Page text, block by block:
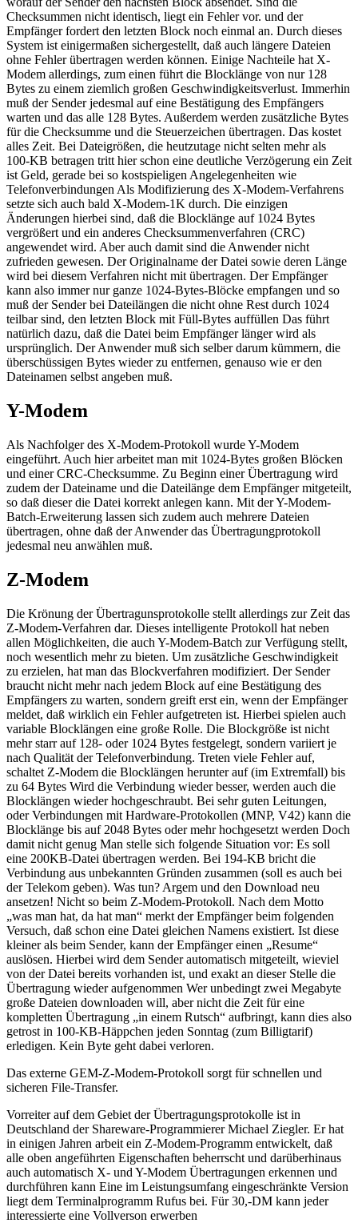
Checksummen nicht identisch, liegt ein Fehler vor. und der
Empfänger fordert den letzten Block noch einmal an. Durch dieses
System ist einigermaßen sichergestellt, daß auch längere Dateien
ohne Fehler übertragen werden können. Einige Nachteile hat X-
Modem allerdings, zum einen führt die Blocklänge von nur 128
Bytes zu einem ziemlich großen Geschwindigkeitsverlust. Immerhin
muß der Sender jedesmal auf eine Bestätigung des Empfängers
warten und das alle 128 Bytes. Außerdem werden zusätzliche Bytes
für die Checksumme und die Steuerzeichen übertragen. Das kostet
alles Zeit. Bei Dateigrößen, die heutzutage nicht selten mehr als
100-KB betragen tritt hier schon eine deutliche Verzögerung ein Zeit
ist Geld, gerade bei so kostspieligen Angelegenheiten wie
Telefonverbindungen Als Modifizierung des X-Modem-Verfahrens
setzte sich auch bald X-Modem-1K durch. Die einzigen
Änderungen hierbei sind, daß die Blocklänge auf 1024 Bytes
vergrößert und ein anderes Checksummenverfahren (CRC)
angewendet wird. Aber auch damit sind die Anwender nicht
zufrieden gewesen. Der Originalname der Datei sowie deren Länge
wird bei diesem Verfahren nicht mit übertragen. Der Empfänger
kann also immer nur ganze 1024-Bytes-Blöcke empfangen und so
muß der Sender bei Dateilängen die nicht ohne Rest durch 1024
teilbar sind, den letzten Block mit Füll-Bytes auffüllen Das führt
natürlich dazu, daß die Datei beim Empfänger länger wird als
ursprünglich. Der Anwender muß sich selber darum kümmern, die
überschüssigen Bytes wieder zu entfernen, genauso wie er den
Dateinamen selbst angeben muß.
Y-Modem
Als Nachfolger des X-Modem-Protokoll wurde Y-Modem
eingeführt. Auch hier arbeitet man mit 1024-Bytes großen Blöcken
und einer CRC-Checksumme. Zu Beginn einer Übertragung wird
zudem der Dateiname und die Dateilänge dem Empfänger mitgeteilt,
so daß dieser die Datei korrekt anlegen kann. Mit der Y-Modem-
Batch-Erweiterung lassen sich zudem auch mehrere Dateien
übertragen, ohne daß der Anwender das Übertragungprotokoll
jedesmal neu anwählen muß.
Z-Modem
Die Krönung der Übertragunsprotokolle stellt allerdings zur Zeit das
Z-Modem-Verfahren dar. Dieses intelligente Protokoll hat neben
allen Möglichkeiten, die auch Y-Modem-Batch zur Verfügung stellt,
noch wesentlich mehr zu bieten. Um zusätzliche Geschwindigkeit
zu erzielen, hat man das Blockverfahren modifiziert. Der Sender
braucht nicht mehr nach jedem Block auf eine Bestätigung des
Empfängers zu warten, sondern greift erst ein, wenn der Empfänger
meldet, daß wirklich ein Fehler aufgetreten ist. Hierbei spielen auch
variable Blocklängen eine große Rolle. Die Blockgröße ist nicht
mehr starr auf 128- oder 1024 Bytes festgelegt, sondern variiert je
nach Qualität der Telefonverbindung. Treten viele Fehler auf,
schaltet Z-Modem die Blocklängen herunter auf (im Extremfall) bis
zu 64 Bytes Wird die Verbindung wieder besser, werden auch die
Blocklängen wieder hochgeschraubt. Bei sehr guten Leitungen,
oder Verbindungen mit Hardware-Protokollen (MNP, V42) kann die
Blocklänge bis auf 2048 Bytes oder mehr hochgesetzt werden Doch
damit nicht genug Man stelle sich folgende Situation vor: Es soll
eine 200KB-Datei übertragen werden. Bei 194-KB bricht die
Verbindung aus unbekannten Gründen zusammen (soll es auch bei
der Telekom geben). Was tun? Argem und den Download neu
ansetzen! Nicht so beim Z-Modem-Protokoll. Nach dem Motto
„was man hat, da hat man“ merkt der Empfänger beim folgenden
Versuch, daß schon eine Datei gleichen Namens existiert. Ist diese
kleiner als beim Sender, kann der Empfänger einen „Resume“
auslösen. Hierbei wird dem Sender automatisch mitgeteilt, wieviel
von der Datei bereits vorhanden ist, und exakt an dieser Stelle die
Übertragung wieder aufgenommen Wer unbedingt zwei Megabyte
große Dateien downloaden will, aber nicht die Zeit für eine
kompletten Übertragung „in einem Rutsch“ aufbringt, kann dies also
getrost in 100-KB-Häppchen jeden Sonntag (zum Billigtarif)
erledigen. Kein Byte geht dabei verloren.
Das externe GEM-Z-Modem-Protokoll sorgt für schnellen und
sicheren File-Transfer.
Vorreiter auf dem Gebiet der Übertragungsprotokolle ist in
Deutschland der Shareware-Programmierer Michael Ziegler. Er hat
in einigen Jahren arbeit ein Z-Modem-Programm entwickelt, daß
alle oben angeführten Eigenschaften beherrscht und darüberhinaus
auch automatisch X- und Y-Modem Übertragungen erkennen und
durchführen kann Eine im Leistungsumfang eingeschränkte Version
liegt dem Terminalprogramm Rufus bei. Für 30,-DM kann jeder
interessierte eine Vollverson erwerben